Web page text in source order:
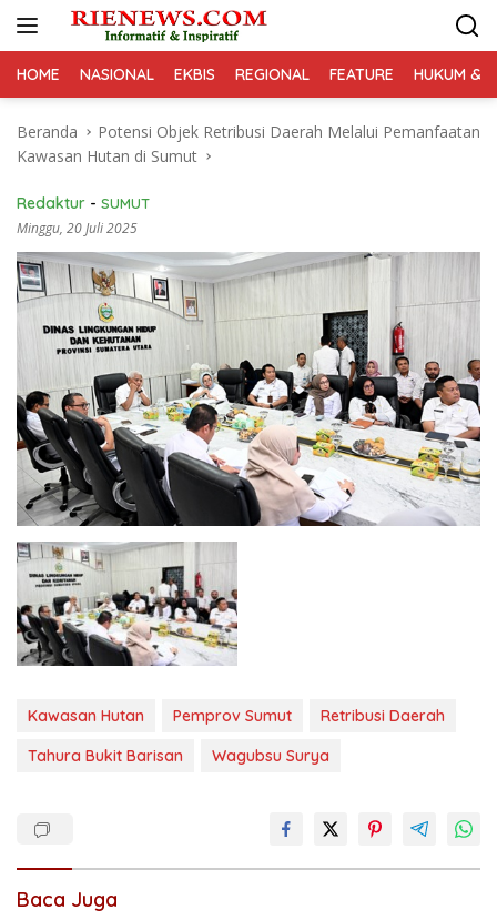
HOME NASIONAL EKBIS REGIONAL FEATURE HUKUM &
Beranda
Potensi Objek Retribusi Daerah Melalui Pemanfaatan
Kawasan Hutan di Sumut
Redaktur - SUMUT
Minggu, 20 Juli 2025
Kawasan Hutan Pemprov Sumut
Retribusi Daerah
Tahura Bukit Barisan
Wagubsu Surya
Baca Juga